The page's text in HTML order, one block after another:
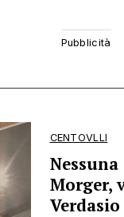
CENTOVLLI
Morger,
Verdasio